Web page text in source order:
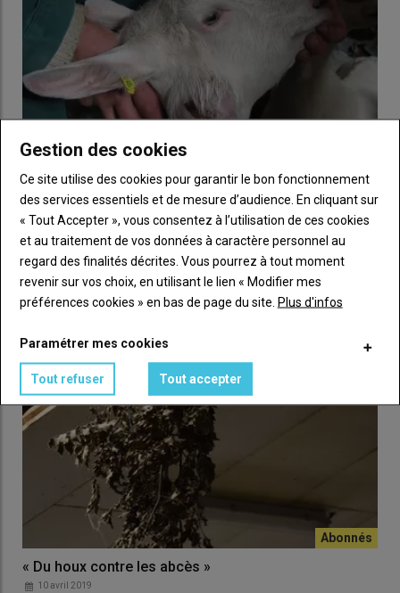
La maladie des abcès chez les chèvres
18 mai 2020
Les abcès caséeux ou à microcoque de Morel gênent bien des
élevages de chèvres sans qu’il n’y ait de…
« Du houx contre les abcès »
10 avril 2019
Gestion des cookies
Ce site utilise des cookies pour garantir le bon fonctionnement
des services essentiels et de mesure d’audience. En cliquant sur
« Tout Accepter », vous consentez à l’utilisation de ces cookies
et au traitement de vos données à caractère personnel au
regard des finalités décrites. Vous pourrez à tout moment
revenir sur vos choix, en utilisant le lien « Modifier mes
préférences cookies » en bas de page du site. Plus d'infos
Paramétrer mes cookies
Tout refuser Tout accepter